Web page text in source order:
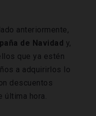
anteriormente,
de Navidad y,
que ya estén
a adquirirlos lo
descuentos
última hora.